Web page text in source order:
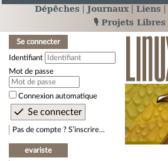
Dépêches Journaux Liens
🎙️ Projets Libres
Se connecter
Identifiant
Mot de passe
Connexion automatique
Pas de compte ? S’inscrire…
evariste